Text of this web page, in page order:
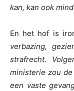
kan, kan ook
En het hof is
verbazing,
strafrecht.
ministerie zou
een vaste